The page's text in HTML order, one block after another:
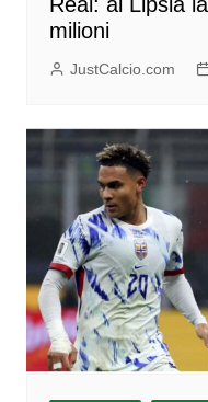
Real: al Lipsia
milioni
JustCalcio.com